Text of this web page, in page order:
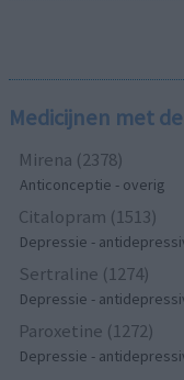
Medicijnen met
Mirena (2378)
Anticonceptie - overig
Citalopram (1513)
Depressie -
Sertraline (1274)
Depressie -
Paroxetine (1272)
Depressie -